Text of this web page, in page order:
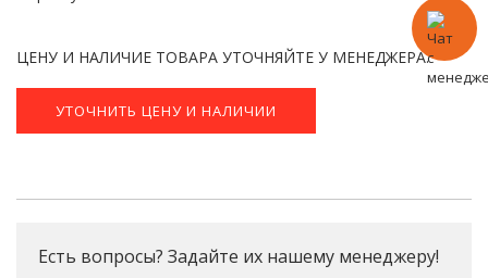
ЦЕНУ И НАЛИЧИЕ ТОВАРА УТОЧНЯЙТЕ У МЕНЕДЖЕРА.
УТОЧНИТЬ ЦЕНУ И НАЛИЧИИ
Есть вопросы? Задайте их нашему менеджеру!